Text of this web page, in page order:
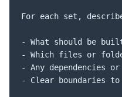
For each set,
- What should be
- Which files or
- Any dependencies
- Clear boundaries